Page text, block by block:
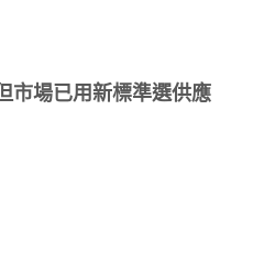
市場已用新標準選供應